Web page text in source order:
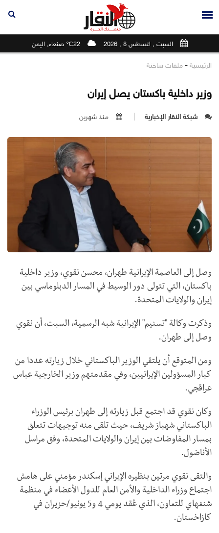
السبت , اغسطس 8 , 2026 22℃ صنعاء, اليمن
الرئيسية - ملفات ساخنة
وزير داخلية باكستان يصل إيران
شبكة النقار الإخبارية منذ شهرين
وصل إلى العاصمة الإيرانية طهران، محسن نقوي، وزير داخلية
باكستان، التي تتولى دور الوسيط في المسار الدبلوماسي بين
إيران والولايات المتحدة.
وذكرت وكالة "تسنيم" الإيرانية شبه الرسمية، السبت، أن نقوي
وصل إلى طهران.
ومن المتوقع أن يلتقي الوزير الباكستاني خلال زيارته عددا من
كبار المسؤولين الإيرانيين، وفي مقدمتهم وزير الخارجية عباس
عراقجي.
وكان نقوي قد اجتمع قبل زيارته إلى طهران برئيس الوزراء
الباكستاني شهباز شريف، حيث تلقى منه توجيهات تتعلق
بمسار المفاوضات بين إيران والولايات المتحدة، وفق مراسل
الأناضول.
والتقى نقوي مرتين بنظيره الإيراني إسكندر مؤمني على هامش
اجتماع وزراء الداخلية والأمن العام للدول الأعضاء في منظمة
شنغهاي للتعاون، الذي عُقد يومي 4 و5 يونيو/حزيران في
كازاخستان.